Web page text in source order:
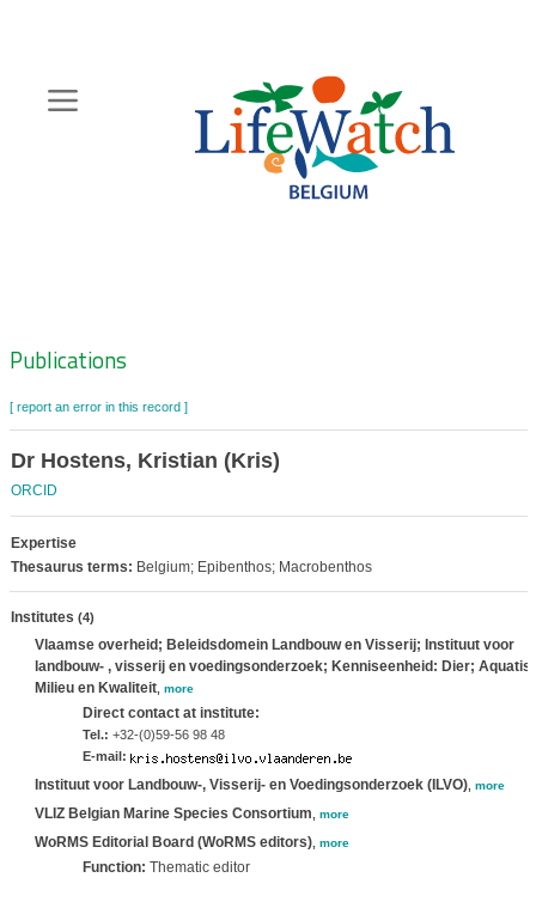
content
Zoeknavigatie
Publications
[ report an error in this record ]
Dr Hostens, Kristian (Kris)
ORCID
Expertise
Thesaurus terms: Belgium; Epibenthos; Macrobenthos
Institutes (4)
Vlaamse overheid; Beleidsdomein Landbouw en Visserij; Instituut voor
landbouw- , visserij en voedingsonderzoek; Kenniseenheid: Dier;
Milieu en Kwaliteit, more
Direct contact at institute:
Tel.: +32-(0)59-56 98 48
E-mail:
Instituut voor Landbouw-, Visserij- en Voedingsonderzoek (ILVO), more
VLIZ Belgian Marine Species Consortium more
WoRMS Editorial Board (WoRMS editors), more
Function: Thematic editor